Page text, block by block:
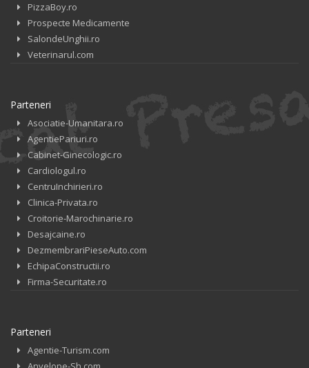
PizzaBoy.ro
Prospecte Medicamente
SalondeUnghii.ro
Veterinarul.com
Parteneri
Asociatie-Umanitara.ro
AgentiePariuri.ro
Cabinet-Ginecologic.ro
Cardiologul.ro
CentruInchirieri.ro
Clinica-Privata.ro
Croitorie-Marochinarie.ro
Desajcaine.ro
DezmembrariPieseAuto.com
EchipaConstructii.ro
Firma-Securitate.ro
Parteneri
Agentie-Turism.com